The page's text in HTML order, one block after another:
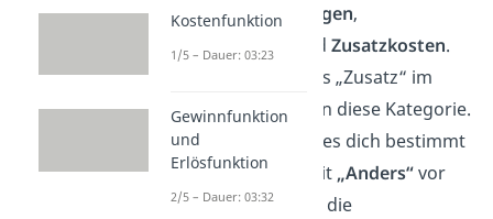
Zusatzaufwendungen,
Zusatzerträge
und Zusatzkosten.
Du siehst, alles was „Zusatz“ im
Namen trägt fällt in diese Kategorie.
Daher überrascht es dich bestimmt
nicht, dass alles mit „Anders“vor
dem Namen unter die
Kostenfunktion
1/5 – Dauer: 03:23
Gewinnfunktion
und
Erlösfunktion
2/5 – Dauer: 03:32